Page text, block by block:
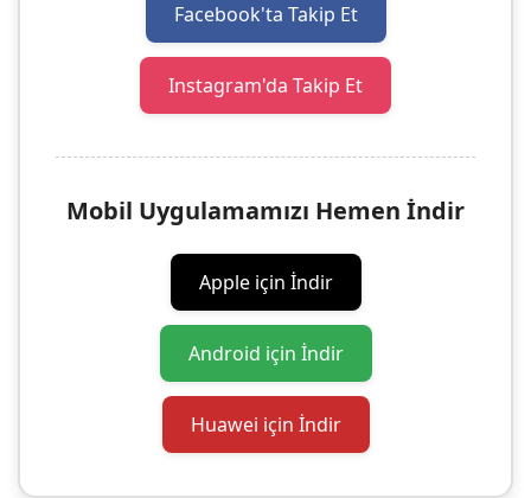
Facebook'ta Takip Et
Instagram'da Takip Et
Mobil Uygulamamızı Hemen İndir
Apple için İndir
Android için İndir
Huawei için İndir